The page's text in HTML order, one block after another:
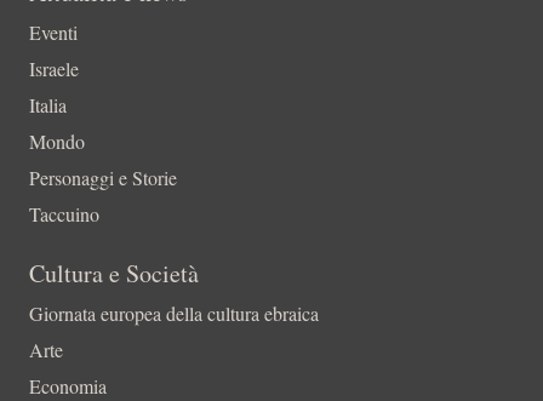
Eventi
Israele
Italia
Mondo
Personaggi e Storie
Taccuino
Cultura e Società
Giornata europea della cultura ebraica
Arte
Economia